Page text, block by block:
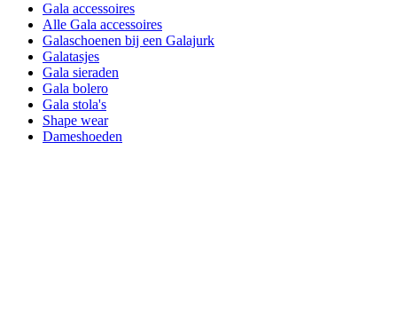
Gala accessoires
Alle Gala accessoires
Galaschoenen bij een Galajurk
Galatasjes
Gala sieraden
Gala bolero
Gala stola's
Shape wear
Dameshoeden